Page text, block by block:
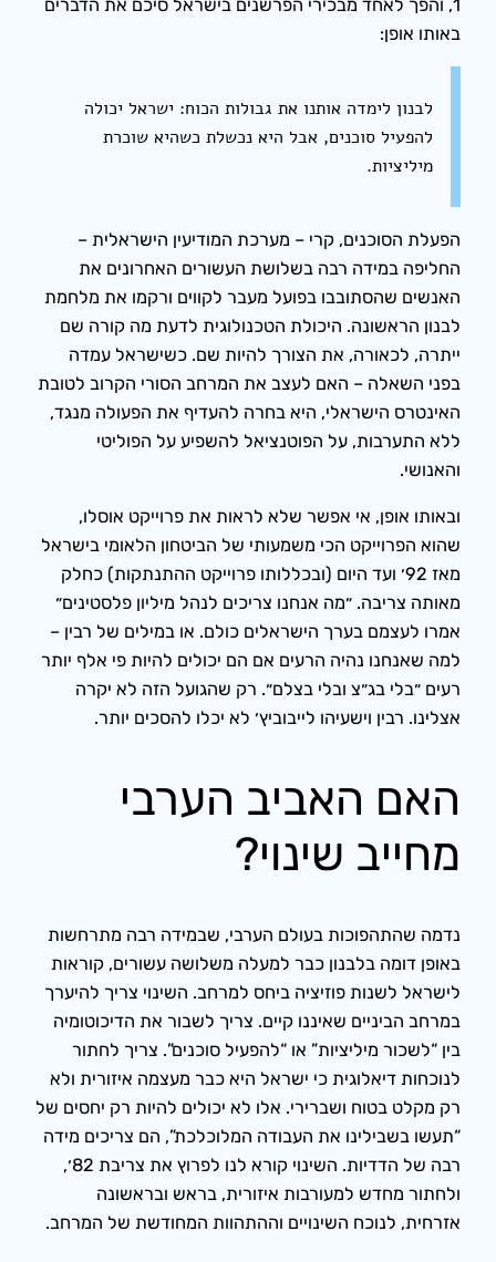
1, והפך לאחד מבכירי הפרשנים בישראל סיכם את הדברים
באותו אופן:
לבנון לימדה אותנו את גבולות הכוח: ישראל יכולה
להפעיל סוכנים, אבל היא נכשלת כשהיא שוכרת
מיליציות.
הפעלת הסוכנים, קרי – מערכת המודיעין הישראלית –
החליפה במידה רבה בשלושת העשורים האחרונים את
האנשים שהסתובבו בפועל מעבר לקווים ורקמו את מלחמת
לבנון הראשונה. היכולת הטכנולוגית לדעת מה קורה שם
ייתרה, לכאורה, את הצורך להיות שם. כשישראל עמדה
בפני השאלה – האם לעצב את המרחב הסורי הקרוב לטובת
האינטרס הישראלי, היא בחרה להעדיף את הפעולה מנגד,
ללא התערבות, על הפוטנציאל להשפיע על הפוליטי
והאנושי.
ובאותו אופן, אי אפשר שלא לראות את פרוייקט אוסלו,
שהוא הפרוייקט הכי משמעותי של הביטחון הלאומי בישראל
מאז 92׳ ועד היום (ובכללותו פרוייקט ההתנתקות) כחלק
מאותה צריבה. ״מה אנחנו צריכים לנהל מיליון פלסטינים״
אמרו לעצמם בערך הישראלים כולם. או במילים של רבין –
למה שאנחנו נהיה הרעים אם הם יכולים להיות פי אלף יותר
רעים ״בלי בג״צ ובלי בצלם״. רק שהגועל הזה לא יקרה
אצלינו. רבין וישעיהו לייבוביץ׳ לא יכלו להסכים יותר.
האם האביב הערבי
מחייב שינוי?
נדמה שהתהפוכות בעולם הערבי, שבמידה רבה מתרחשות
באופן דומה בלבנון כבר למעלה משלושה עשורים, קוראות
לישראל לשנות פוזיציה ביחס למרחב. השינוי צריך להיערך
במרחב הביניים שאיננו קיים. צריך לשבור את הדיכוטומיה
בין “לשכור מיליציות” או “להפעיל סוכנים”. צריך לחתור
לנוכחות דיאלוגית כי ישראל היא כבר מעצמה איזורית ולא
רק מקלט בטוח ושברירי. אלו לא יכולים להיות רק יחסים של
“תעשו בשבילינו את העבודה המלוכלכת”, הם צריכים מידה
רבה של הדדיות. השינוי קורא לנו לפרוץ את צריבת 82׳,
ולחתור מחדש למעורבות איזורית, בראש ובראשונה
אזרחית, לנוכח השינויים וההתהוות המחודשת של המרחב.